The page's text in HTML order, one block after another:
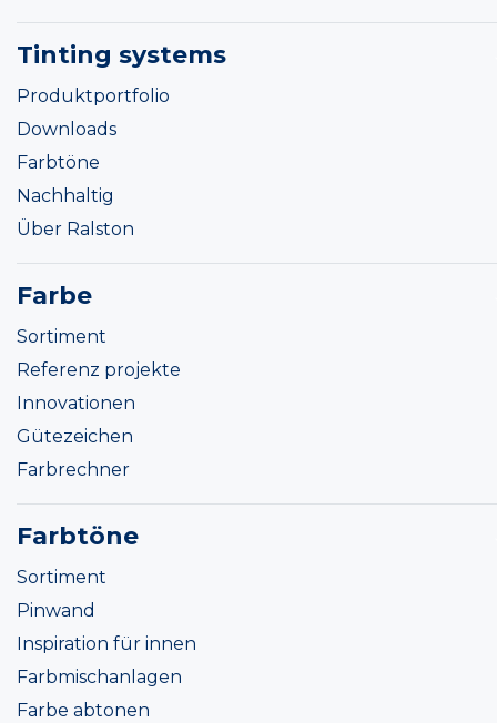
Tinting systems
Produktportfolio
Downloads
Farbtöne
Nachhaltig
Über Ralston
Farbe
Sortiment
Referenz projekte
Innovationen
Gütezeichen
Farbrechner
Farbtöne
Sortiment
Pinwand
Inspiration für innen
Farbmischanlagen
Farbe abtonen